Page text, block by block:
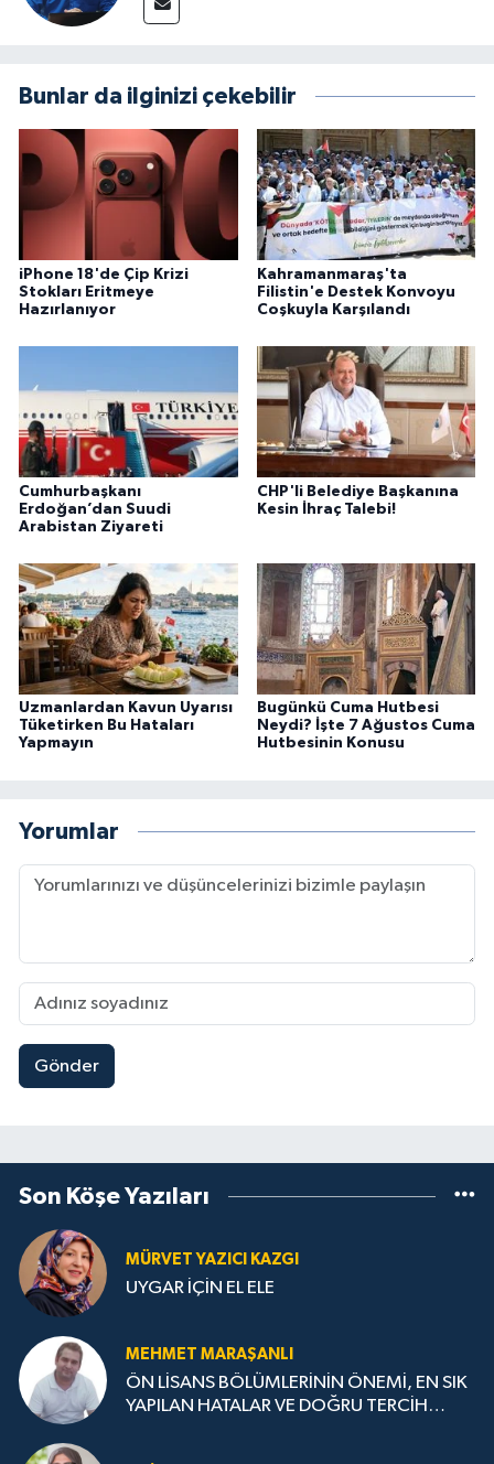
Bunlar da ilginizi çekebilir
iPhone 18'de Çip Krizi
Stokları Eritmeye
Hazırlanıyor
Kahramanmaraş'ta
Filistin'e Destek Konvoyu
Coşkuyla Karşılandı
Cumhurbaşkanı
Erdoğan’dan Suudi
Arabistan Ziyareti
CHP'li Belediye Başkanına
Kesin İhraç Talebi!
Uzmanlardan Kavun Uyarısı
Tüketirken Bu Hataları
Yapmayın
Bugünkü Cuma Hutbesi
Neydi? İşte 7 Ağustos Cuma
Hutbesinin Konusu
Yorumlar
Gönder
Son Köşe Yazıları
MÜRVET YAZICI KAZGI
UYGAR İÇİN EL ELE
MEHMET MARAŞANLI
ÖN LİSANS BÖLÜMLERİNİN ÖNEMİ, EN SIK
YAPILAN HATALAR VE DOĞRU TERCİH